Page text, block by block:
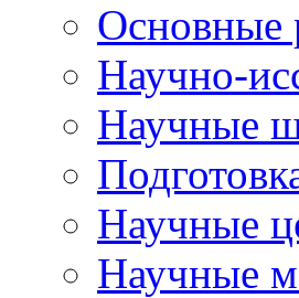
Основные
Научно-
Научные
Научные
Научные